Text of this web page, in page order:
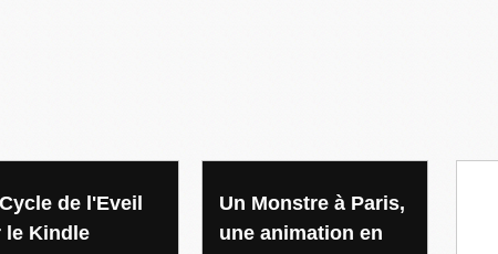
de l'Eveil
le Kindle
Un Monstre à Paris,
une animation en